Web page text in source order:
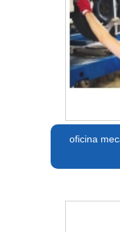
oficina